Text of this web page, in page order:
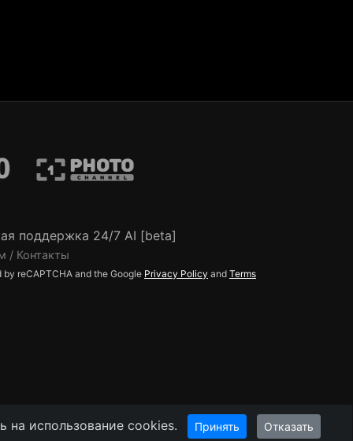
на использование cookies. Принять Отказать
поддержка 24/7 AI [beta]
/ Контакты
reCAPTCHA and the Google Privacy Policy and Terms